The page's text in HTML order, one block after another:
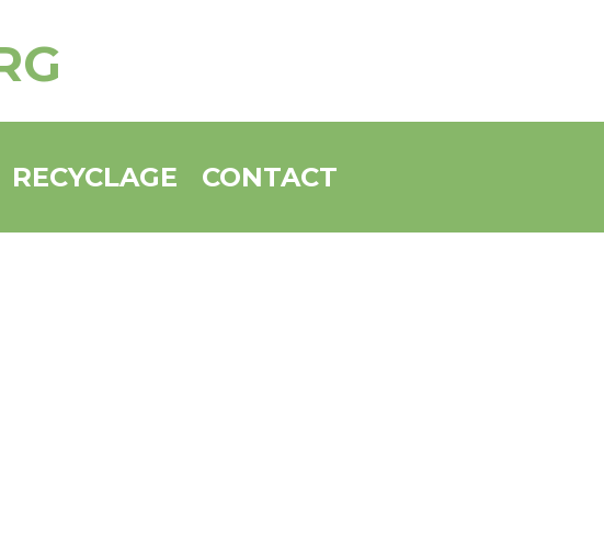
RECYCLAGE CONTACT